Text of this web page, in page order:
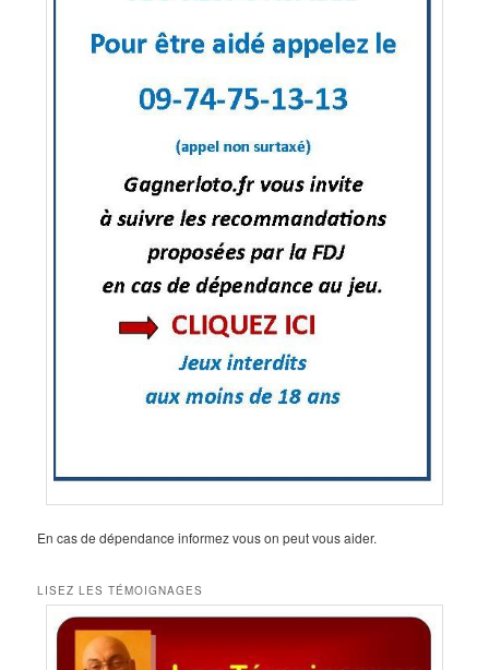
En cas de dépendance informez vous on peut vous aider.
LISEZ LES TÉMOIGNAGES